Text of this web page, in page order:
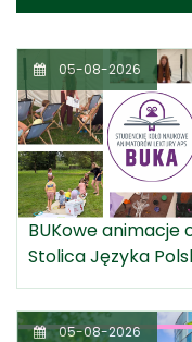
05-08-2026
BUKowe animacje
Stolica Języka
05-08-2026